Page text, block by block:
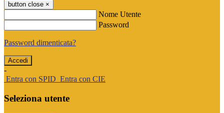
button close ×
Nome Utente
Password
Password dimenticata?
-
Entra con SPID Entra con CIE
Seleziona utente